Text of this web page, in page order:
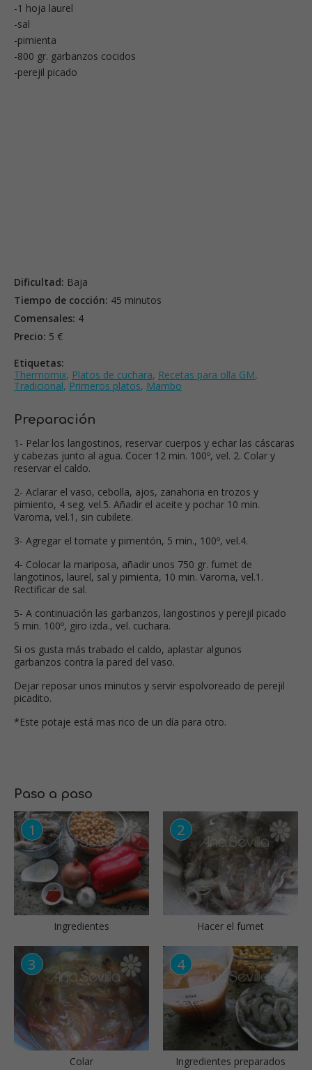
-1 hoja laurel
-sal
-pimienta
-800 gr. garbanzos cocidos
-perejil picado
Dificultad: Baja
Tiempo de cocción: 45 minutos
Comensales: 4
Precio: 5 €
Etiquetas:
Thermomix, Platos de cuchara, Recetas para olla GM,
Tradicional, Primeros platos, Mambo
Preparación
1- Pelar los langostinos, reservar cuerpos y echar las cáscaras
y cabezas junto al agua. Cocer 12 min. 100º, vel. 2. Colar y
reservar el caldo.
2- Aclarar el vaso, cebolla, ajos, zanahoria en trozos y
pimiento, 4 seg. vel.5. Añadir el aceite y pochar 10 min.
Varoma, vel.1, sin cubilete.
3- Agregar el tomate y pimentón, 5 min., 100º, vel.4.
4- Colocar la mariposa, añadir unos 750 gr. fumet de
langotinos, laurel, sal y pimienta, 10 min. Varoma, vel.1.
Rectificar de sal.
5- A continuación las garbanzos, langostinos y perejil picado
5 min. 100º, giro izda., vel. cuchara.
Si os gusta más trabado el caldo, aplastar algunos
garbanzos contra la pared del vaso.
Dejar reposar unos minutos y servir espolvoreado de perejil
picadito.
*Este potaje está mas rico de un día para otro.
Paso a paso
Ingredientes Hacer el fumet
Colar Ingredientes preparados